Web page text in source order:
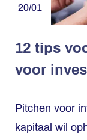
20/01
12 tips
voor
Pitchen voor
kapitaal wil